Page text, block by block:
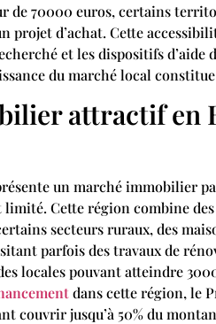
de 70000 euros, certains
projet d’achat. Cette
et les dispositifs
du marché local
attractif en
un marché immobilier
limité. Cette région combine
secteurs ruraux, des
parfois des travaux de
locales pouvant atteindre
dans cette région, le
couvrir jusqu’à 50% du